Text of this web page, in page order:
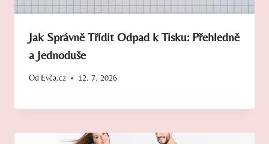
Jak Správně Třídit Odpad k Tisku: Přehledně
a Jednoduše
Od Evča.cz 12. 7. 2026